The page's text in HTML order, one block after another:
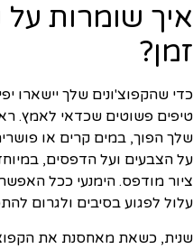
איך שומרות על
זמן?
כדי שהקפוצ'ונים שלך יישארו
טיפים פשוטים שכדאי לאמץ.
שלך הפוך, במים קרים או
על הצבעים ועל הדפסים,
ציור מודפס. הימנעי ככל
עלול לפגוע בסיבים ולגרום
שנית, כשאת מאחסנת את